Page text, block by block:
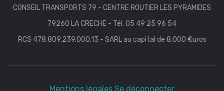
CONSEIL TRANSPORTS 79 - CENTRE ROUTIER LES PYRAMIDES
79260 LA CRECHE - Tél. 05 49 25 96 54
RCS 478.809.239.000.13 - SARL au capital de 8.000 €uros
Mentions légales Se déconnecter